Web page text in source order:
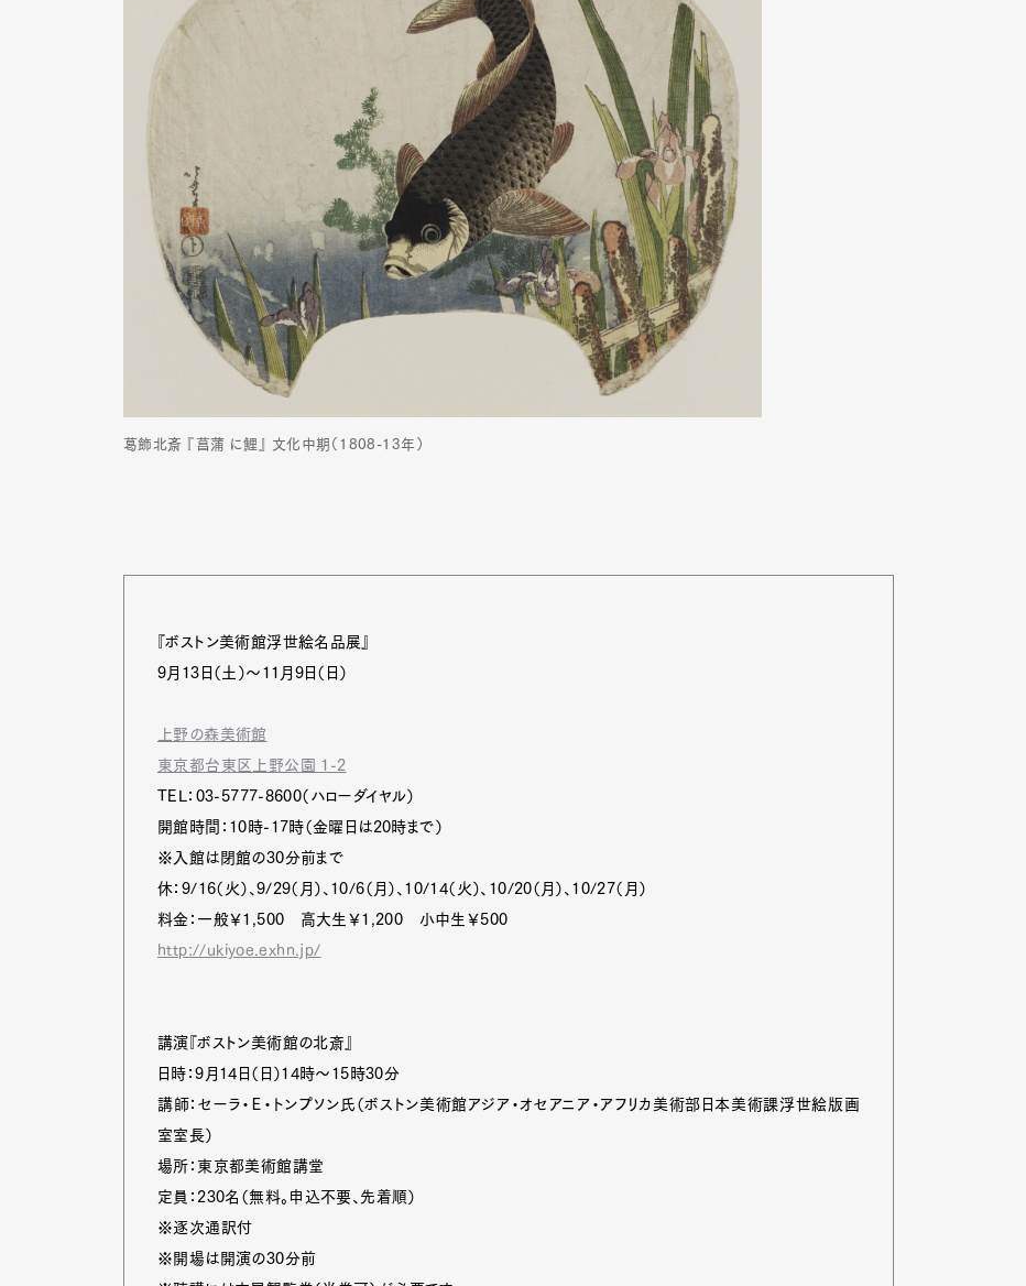
Pen Meet Pen international
葛飾北斎 『菖蒲 に鯉』 文化中期（1808-13年）
『ボストン美術館浮世絵名品展』
9月13日（土）～11月9日（日）
上野の森美術館
東京都台東区上野公園 1-2
TEL：03-5777-8600（ハローダイヤル）
開館時間：10時-17時（金曜日は20時まで）
※入館は閉館の30分前まで
休：9/16（火）、9/29（月）、10/6（月）、10/14（火）、10/20（月）、10/27（月）
料金：一般￥1,500 高大生￥1,200 小中生￥500
http://ukiyoe.exhn.jp/
講演『ボストン美術館の北斎』
日時：9月14日（日）14時～15時30分
講師：セーラ・Ｅ・トンプソン氏（ボストン美術館アジア・オセアニア・アフリカ美術部日本美術課浮世絵版画
室室長）
場所：東京都美術館講堂
定員：230名（無料。申込不要、先着順）
※逐次通訳付
※開場は開演の30分前